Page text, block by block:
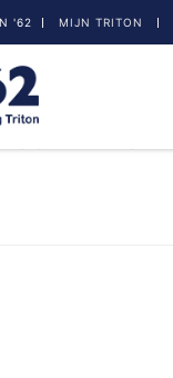
'62 MIJN TRITON